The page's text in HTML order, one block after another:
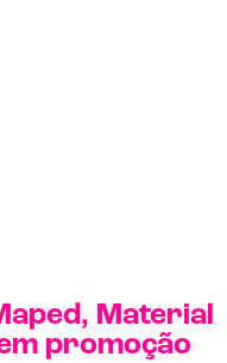
, Material
promoção